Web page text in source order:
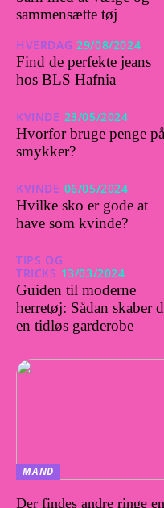
sammensætte tøj
HVERDAG 29/08/2024
Find de perfekte jeans
hos BLS Hafnia
KVINDE 23/05/2024
Hvorfor bruge penge på
smykker?
KVINDE 06/05/2024
Hvilke sko er gode at
have som kvinde?
TIPS OG
TRICKS 13/03/2024
Guiden til moderne
herretøj: Sådan skaber
en tidløs garderobe
MAND
Der findes andre ringe